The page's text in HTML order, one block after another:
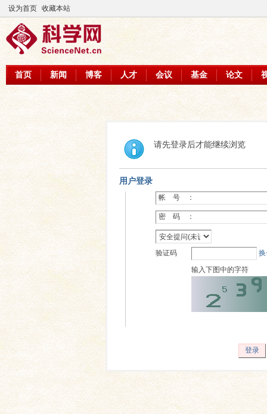
设为首页 收藏本站
首页 新闻 博客 人才 会议 基金 论文
请先登录后才能继续浏览
用户登录
帐 号 ：
密 码 ：
验证码
输入下图中的字符
登录